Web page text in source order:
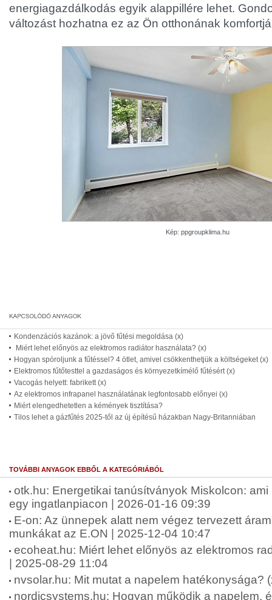
energiagazdálkodás egyik alappillére lehet.
változást hozhatna ez az Ön otthonának
Kép: ppgroupklima.hu
Kondenzációs kazánok: a jövő fűtési megoldása (x)
Miért lehet előnyös az elektromos radiátor használata? (x)
Hogyan spóroljunk a fűtéssel? 4 ötlet, amivel csökkenthetjük a költségeket (x)
Elektromos fűtőtesttel a gazdaságos és környezetkímélő fűtésért (x)
Vacogás helyett: fabrikett (x)
Az elektromos infrapanel használatának legfontosabb előnyei (x)
Miért elengedhetetlen a kémények tisztítása?
Tilos lehet a gázfűtés 2025-től az új építésű házakban Nagy-Britanniában
TOVÁBBI ANYAGOK EBBŐL A KATEGÓRIÁBÓL
otk.hu: Energetikai tanúsítványok Miskolcon:
egy ingatlanpiacon | 2026-01-16 09:39
E-on: Az ünnepek alatt nem végez tervezett
munkákat az E.ON | 2025-12-04 10:47
ecoheat.hu: Miért lehet előnyös az elektromos
| 2025-08-29 11:04
nvsolar.hu: Mit mutat a napelem hatékonysága?
nordicsystems.hu: Hogyan működik a napelem,